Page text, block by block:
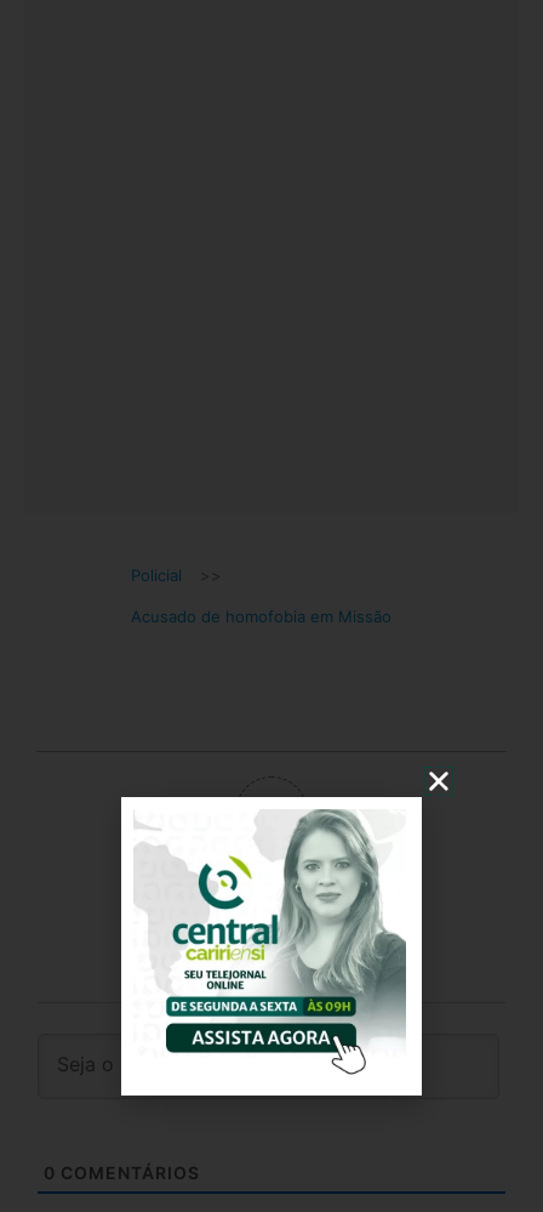
Policial >>
Acusado de homofobia em Missão
0
Avaliação do artigo
0 COMENTÁRIOS